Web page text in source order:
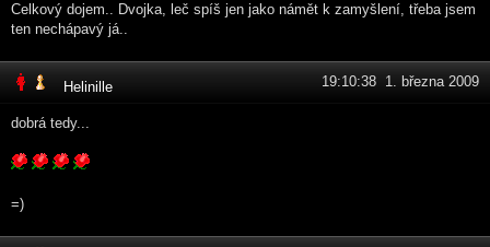
Celkový dojem.. Dvojka, leč spíš jen jako námět k zamyšlení, třeba jsem
ten nechápavý já..
Helinille 19:10:38 1. března 2009
dobrá tedy...
=)